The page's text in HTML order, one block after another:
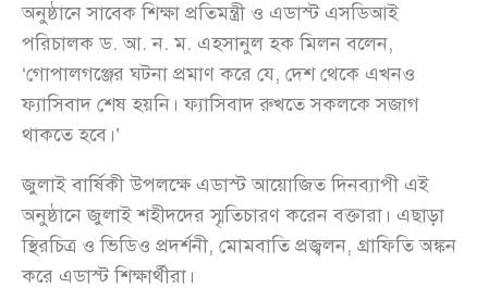
অনুষ্ঠানে সাবেক শিক্ষা প্রতিমন্ত্রী ও এডাস্ট এসডিআই
পরিচালক ড. আ. ন. ম. এহসানুল হক মিলন বলেন,
‘গোপালগঞ্জের ঘটনা প্রমাণ করে যে, দেশ থেকে এখনও
ফ্যাসিবাদ শেষ হয়নি। ফ্যাসিবাদ রুখতে সকলকে সজাগ
থাকতে হবে।’
জুলাই বার্ষিকী উপলক্ষে এডাস্ট আয়োজিত দিনব্যাপী এই
অনুষ্ঠানে জুলাই শহীদদের স্মৃতিচারণ করেন বক্তারা। এছাড়া
স্থিরচিত্র ও ভিডিও প্রদর্শনী, মোমবাতি প্রজ্বলন, গ্রাফিতি অঙ্কন
করে এডাস্ট শিক্ষার্থীরা।